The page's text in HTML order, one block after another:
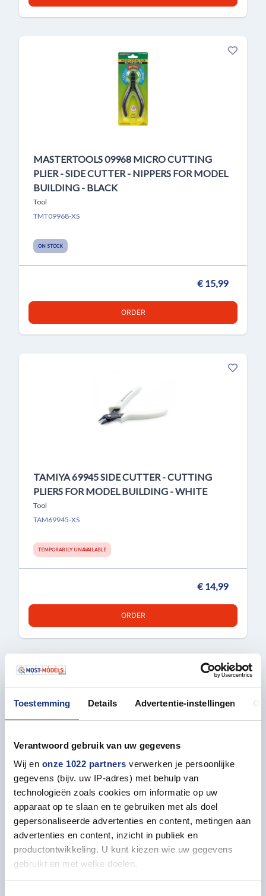
Toestemming Details Advertentie-instellingen
Verantwoord gebruik van uw gegevens
Wij en onze 1022 partners verwerken je persoonlijke
gegevens (bijv. uw IP-adres) met behulp van
technologieën zoals cookies om informatie op uw
apparaat op te slaan en te gebruiken met als doel
gepersonaliseerde advertenties en content, metingen aan
advertenties en content, inzicht in publiek en
productontwikkeling. U kunt kiezen wie uw gegevens
gebruikt en met welke doelen.
MASTERTOOLS 09968 MICRO CUTTING
PLIER - SIDE CUTTER - NIPPERS FOR MODEL
BUILDING - BLACK
Tool
TMT09968-XS
ON STOCK
€ 15,99
ORDER
TAMIYA 69945 SIDE CUTTER - CUTTING
PLIERS FOR MODEL BUILDING - WHITE
Tool
TAM69945-XS
TEMPORARILY UNAVAILABLE
€ 14,99
ORDER
MODELCRAFT PTK1000 MICRO TOOL SET -
PRECISION TOOLS
Tool
MCRPTK1000
ON STOCK